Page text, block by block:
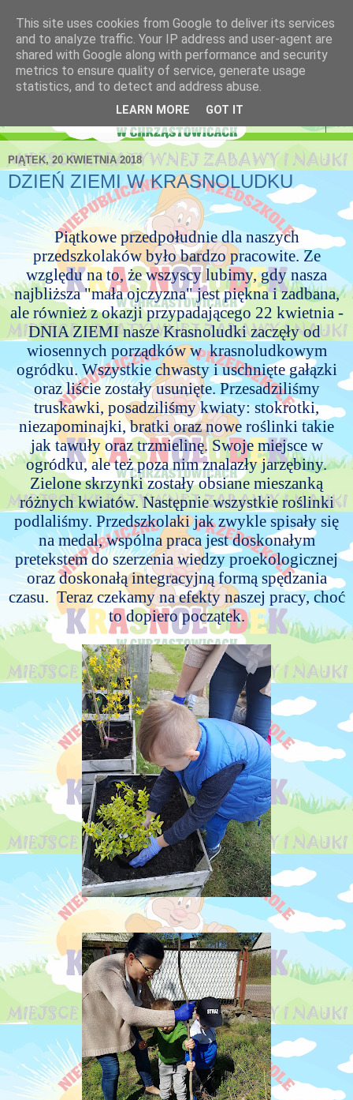
Niepubliczne Przedszkole
Krasnoludek
PIĄTEK, 20 KWIETNIA 2018
DZIEŃ ZIEMI W KRASNOLUDKU
Piątkowe przedpołudnie dla naszych
przedszkolaków było bardzo pracowite. Ze
względu na to, że wszyscy lubimy, gdy nasza
najbliższa "mała ojczyzna" jest piękna i zadbana,
ale również z okazji przypadającego 22 kwietnia -
DNIA ZIEMI nasze Krasnoludki zaczęły od
wiosennych porządków w krasnoludkowym
ogródku. Wszystkie chwasty i uschnięte gałązki
oraz liście zostały usunięte. Przesadziliśmy
truskawki, posadziliśmy kwiaty: stokrotki,
niezapominajki, bratki oraz nowe roślinki takie
jak tawuły oraz trzmielinę. Swoje miejsce w
ogródku, ale też poza nim znalazły jarzębiny.
Zielone skrzynki zostały obsiane mieszanką
różnych kwiatów. Następnie wszystkie roślinki
podlaliśmy. Przedszkolaki jak zwykle spisały się
na medal, wspólna praca jest doskonałym
pretekstem do szerzenia wiedzy proekologicznej
oraz doskonałą integracyjną formą spędzania
czasu. Teraz czekamy na efekty naszej pracy, choć
to dopiero początek.
This site uses cookies from Google to deliver its services
and to analyze traffic. Your IP address and user-agent are
shared with Google along with performance and security
metrics to ensure quality of service, generate usage
statistics, and to detect and address abuse.
LEARN MORE GOT IT